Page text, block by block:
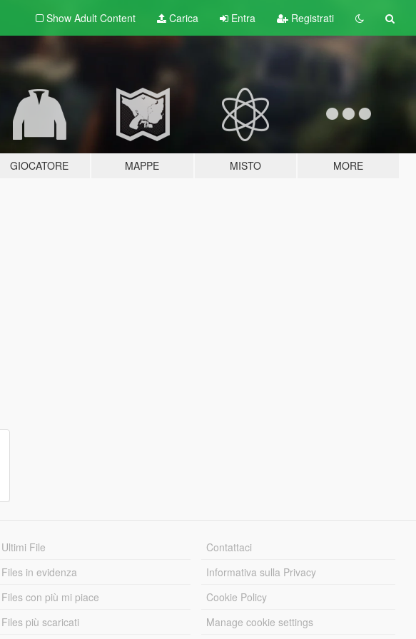
Show Adult Content Carica Entra Registrati
GIOCATORE MAPPE MISTO MORE
Ultimi File
Files in evidenza
Files con più mi piace
Files più scaricati
Contattaci
Informativa sulla Privacy
Cookie Policy
Manage cookie settings